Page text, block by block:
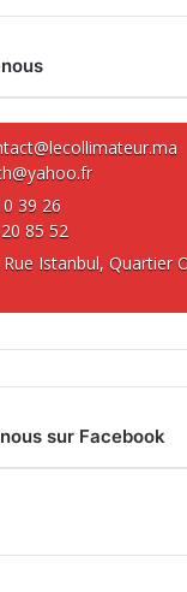
39 26
85 52
Istanbul, Quartier
sur Facebook